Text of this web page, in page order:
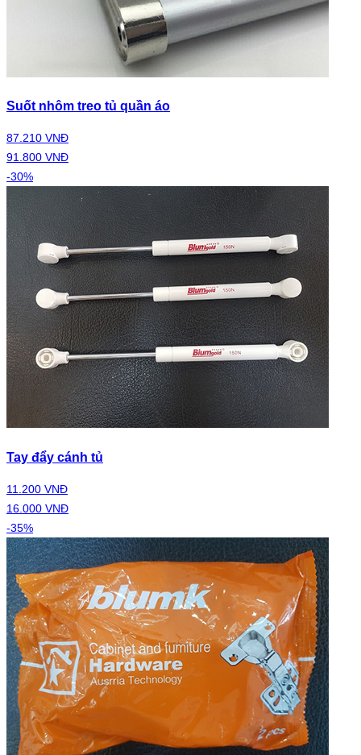
Suốt nhôm treo tủ quần áo
87.210 VNĐ
91.800 VNĐ
-30%
Tay đẩy cánh tủ
11.200 VNĐ
16.000 VNĐ
-35%